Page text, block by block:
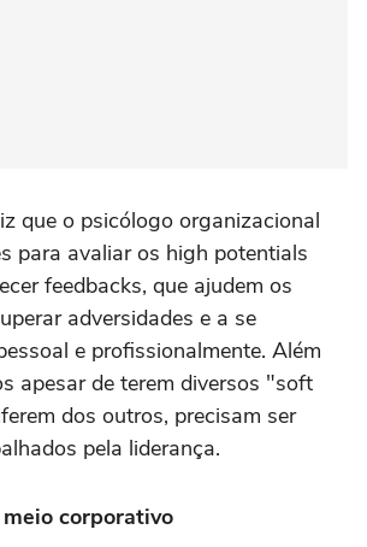
que o psicólogo organizacional
para avaliar os high potentials
feedbacks, que ajudem os
adversidades e a se
e profissionalmente. Além
apesar de terem diversos "soft
dos outros, precisam ser
pela liderança.
corporativo